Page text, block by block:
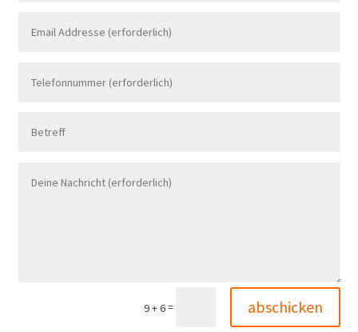
9 + 6= abschicken